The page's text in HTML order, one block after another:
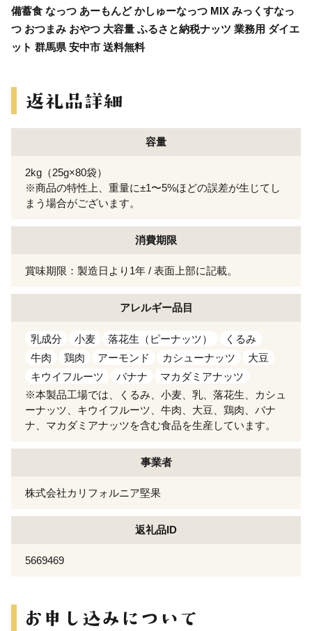
備蓄食 なっつ あーもんど かしゅーなっつ MIX みっくすなっ
つ おつまみ おやつ 大容量 ふるさと納税ナッツ 業務用 ダイエ
ット 群馬県 安中市 送料無料
容量
2kg（25g×80袋）
※商品の特性上、重量に±1〜5%ほどの誤差が生じてし
まう場合がございます。
消費期限
賞味期限：製造日より1年 / 表面上部に記載。
アレルギー品目
乳成分 小麦 落花生（ピーナッツ）
くるみ
牛肉
鶏肉 アーモンド カシューナッツ
大豆
キウイフルーツ
バナナ
マカダミアナッツ
※本製品工場では、くるみ、小麦、乳、落花生、カシュ
ーナッツ、キウイフルーツ、牛肉、大豆、鶏肉、バナ
ナ、マカダミアナッツを含む食品を生産しています。
事業者
株式会社カリフォルニア堅果
返礼品ID
5669469